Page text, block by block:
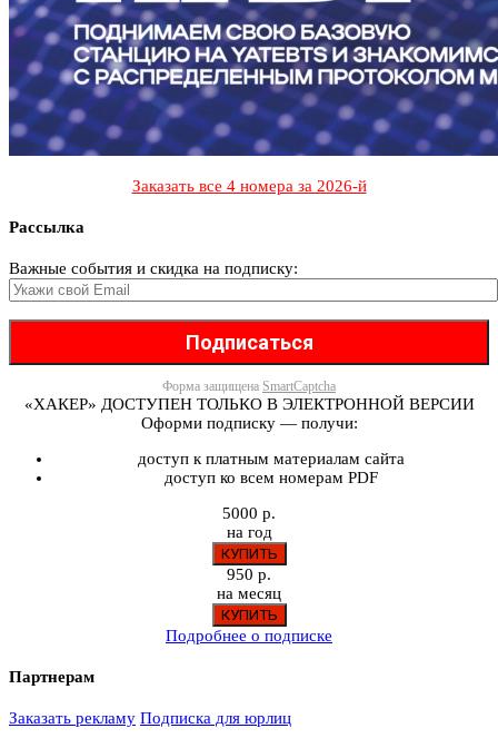
Заказать все 4 номера за 2026-й
Рассылка
Важные события и скидка на подписку:
Форма защищена SmartCaptcha
«ХАКЕР» ДОСТУПЕН ТОЛЬКО В ЭЛЕКТРОННОЙ ВЕРСИИ
Оформи подписку — получи:
доступ к платным материалам сайта
доступ ко всем номерам PDF
5000 р.
на год
950 р.
на месяц
Подробнее о подписке
Партнерам
Заказать рекламу Подписка для юрлиц